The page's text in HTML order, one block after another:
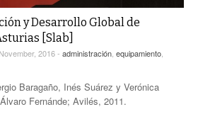
y Desarrollo Global de
[Slab]
2016 - administración equipamiento
Baragaño, Inés Suárez y Verónica
Fernánde; Avilés, 2011.